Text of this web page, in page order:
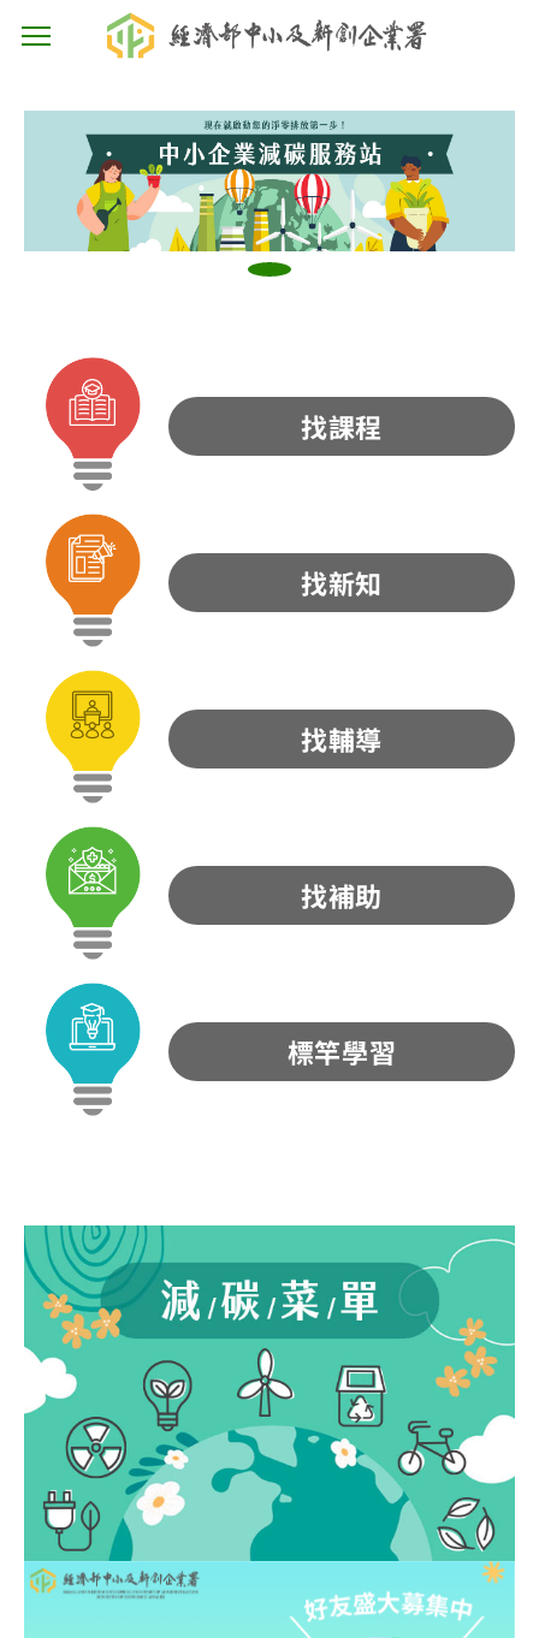
主選單按鈕
找課程
找新知
找輔導
找補助
標竿學習